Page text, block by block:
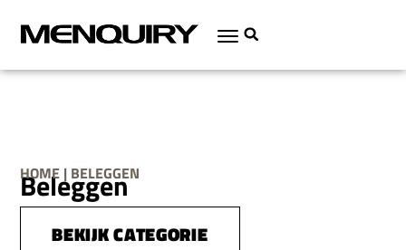
HOME | BELEGGEN
Beleggen
BEKIJK CATEGORIE